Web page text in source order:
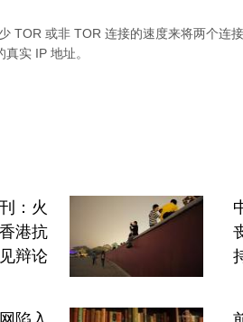
TOR 或非 TOR 连接的速度来将两个连
实 IP 地址。
：火
港抗
辩论